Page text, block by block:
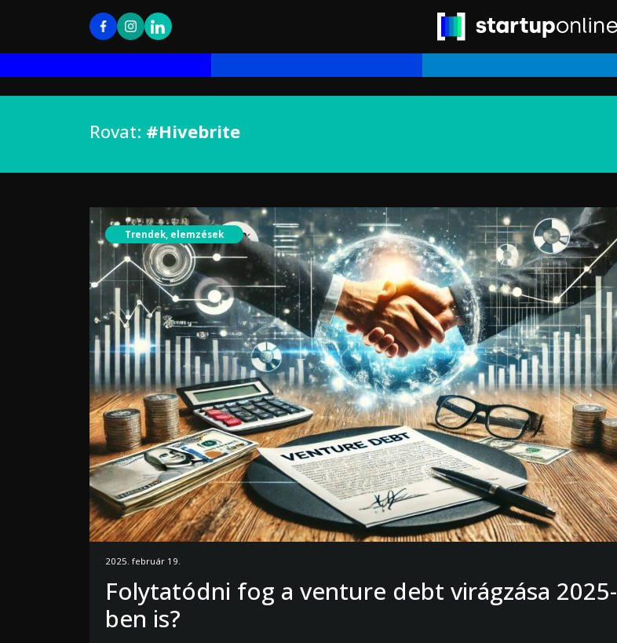
Rovat: #Hivebrite
Trendek, elemzések
2025. február 19.
Folytatódni fog a venture debt virágzása 2025-
ben is?